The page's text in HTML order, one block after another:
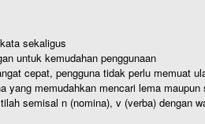
sekaligus
untuk kemudahan penggunaan
cepat, pengguna tidak perlu memuat
yang memudahkan mencari lema
semisal n (nomina), v (verba) dengan